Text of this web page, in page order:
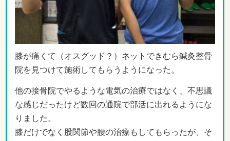
膝が痛くて（オスグッド？）ネットできむら鍼灸整骨
院を見つけて施術してもらうようになった。
他の接骨院でやるような電気の治療ではなく、不思議
な感じだったけど数回の通院で部活に出れるようにな
りました。
膝だけでなく股関節や腰の治療もしてもらったが、そ